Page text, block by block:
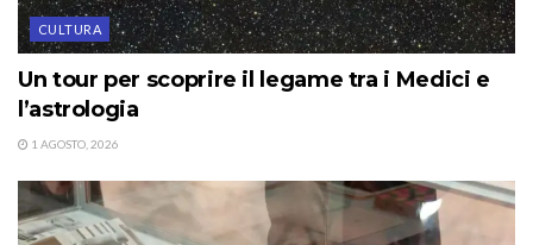
CULTURA
Un tour per scoprire il legame tra i Medici e
l’astrologia
1 AGOSTO, 2026